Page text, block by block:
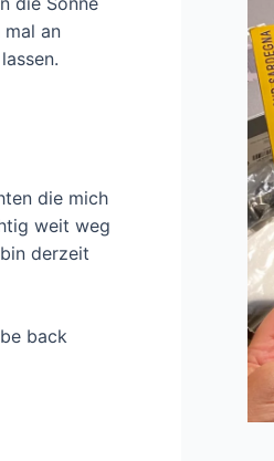
an
die mich
weit weg
derzeit
back